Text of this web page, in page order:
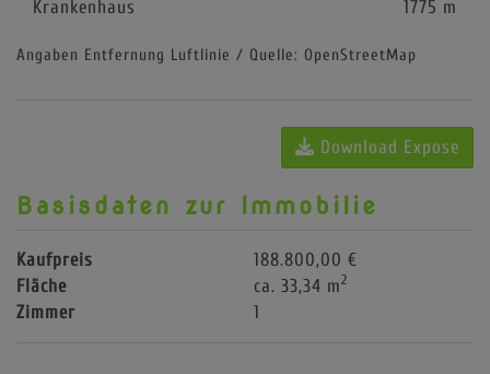
Krankenhaus
1775 m
Angaben Entfernung Luftlinie / Quelle: OpenStreetMap
Download Expose
Basisdaten zur Immobilie
Kaufpreis
188.800,00 €
Fläche
ca. 33,34 m2
Zimmer 1